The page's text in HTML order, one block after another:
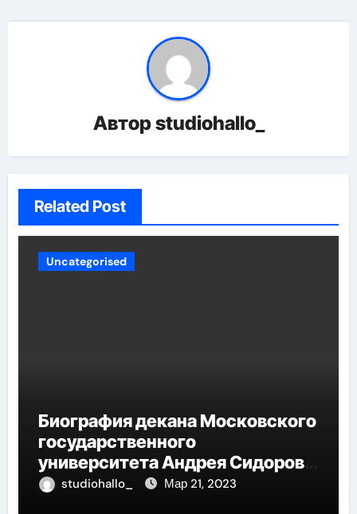
Авторstudiohallo_
Related Post
Uncategorised
Биография декана Московского
государственного
университета Андрея Сидорова
— от студента до руководителя
studiohallo_ Мар 21, 2023